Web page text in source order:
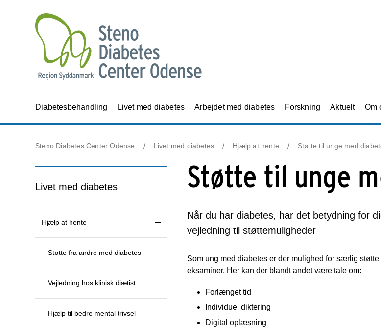
Diabetesbehandling Livet med diabetes Arbejdet med diabetes Forskning Aktuelt Om
Steno Diabetes Center Odense Livet med diabetes Hjælp at hente Støtte til unge med
Livet med diabetes
Hjælp at hente
Støtte fra andre med diabetes
Vejledning hos klinisk diætist
Hjælp til bedre mental trivsel
Støtte til unge
Når du har diabetes, har det betydning for
vejledning til støttemuligheder
Som ung med diabetes er der mulighed for særlig
eksaminer. Her kan der blandt andet være tale om:
Forlænget tid
Individuel diktering
Digital oplæsning